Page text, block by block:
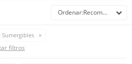
Recomendados
Sumergibles
filtros